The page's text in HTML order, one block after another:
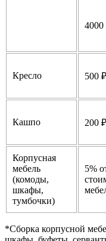
4000
Кресло 500 ₽
Кашпо 200 ₽
Корпусная
мебель
(комоды,
шкафы,
тумбочки)
5%
*Сборка корпусной